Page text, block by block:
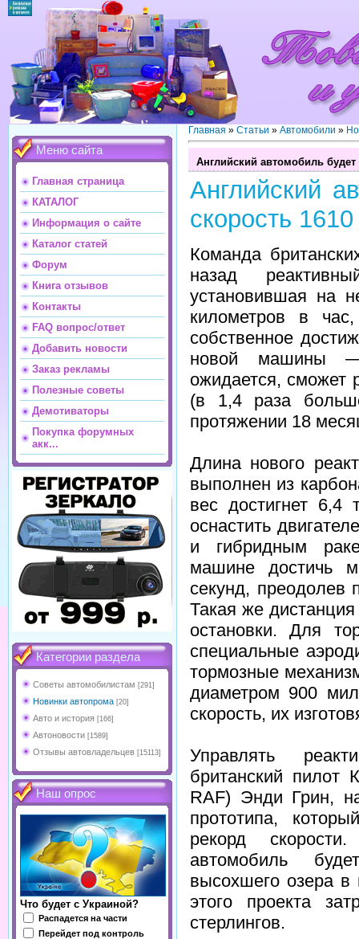
Меню сайта
Главная страница
КАТАЛОГ
Информация о сайте
Каталог статей
Форум
Книга отзывов
Контакты
FAQ вопрос/ответ
Добавить новости
Заказ рекламы
Полезные советы
Демотиваторы
Покупка форумных
акк...
Категории раздела
Советы автомобилистам [291]
Новинки автопрома [20]
Авто и история [166]
Автоновости [1589]
Отзывы автовладельцев [15113]
Наш опрос
Что будет с Украиной?
Распадется на части
Перейдет под контроль
Главная » Статьи » Автомобили »
Английский автомобиль
Английский
cкорость
Команда
назад
установившая на
километров в
собственное
новой машины —
ожидается, сможет
(в 1,4 раза
протяжении 18
Длина нового
выполнен из
вес достигнет 6,4
оснастить
и гибридным
машине достичь
секунд, преодолев
Такая же
остановки. Для
специальные
тормозные
диаметром 900
скорость, их
Управлять
британский
RAF) Энди Грин,
прототипа,
рекорд
автомобиль
высохшего озера
этого проекта
стерлингов.